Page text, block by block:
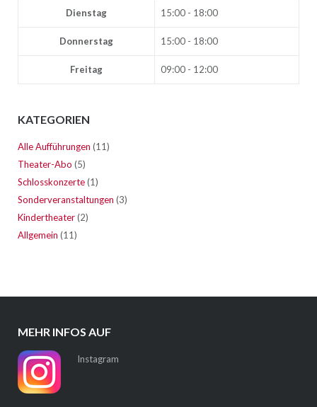
Dienstag 15:00 - 18:00
Donnerstag 15:00 - 18:00
Freitag 09:00 - 12:00
KATEGORIEN
Alle Aufführungen (11)
Theater-Abo (5)
Schlosskonzerte(1)
Sonderveranstaltungen (3)
Kindertheater(2)
Allgemein (11)
MEHR INFOS AUF
Instagram